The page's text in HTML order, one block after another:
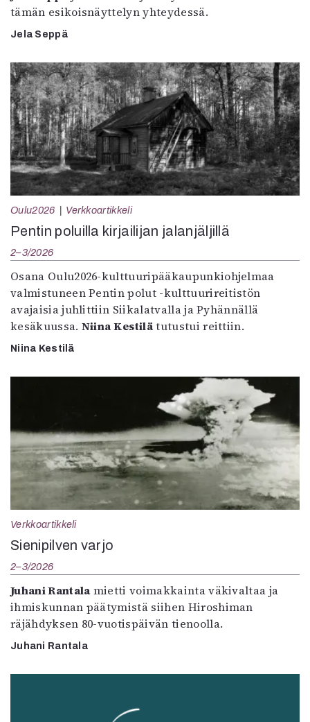
tämän esikoisnäyttelyn yhteydessä.
Jela Seppä
Oulu2026 Verkkoartikkeli
Pentin poluilla kirjailijan jalanjäljillä
2–3/2026
Osana Oulu2026-kulttuuripääkaupunkiohjelmaa
valmistuneen Pentin polut -kulttuurireitistön
avajaisia juhlittiin Siikalatvalla ja Pyhännällä
kesäkuussa. Niina Kestilätutustui reittiin.
Niina Kestilä
Verkkoartikkeli
Sienipilven varjo
2–3/2026
Juhani Rantala mietti voimakkainta väkivaltaa ja
ihmiskunnan päätymistä siihen Hiroshiman
räjähdyksen 80-vuotispäivän tienoolla.
Juhani Rantala